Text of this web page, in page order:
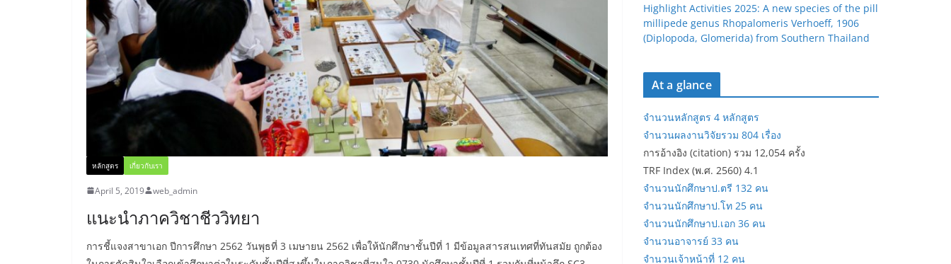
หลักสูตร เกี่ยวกับเรา
April 5, 2019 web_admin
แนะนำภาควิชาชีววิทยา
การชี้แจงสาขาเอก ปีการศึกษา 2562 วันพุธที่ 3 เมษายน 2562 เพื่อให้นักศึกษาชั้นปีที่ 1 มีข้อมูลสารสนเทศที่ทันสมัย ถูกต้อง
Highlight Activities 2025: A new species of the pill
millipede genus Rhopalomeris Verhoeff, 1906
(Diplopoda, Glomerida) from Southern Thailand
At a glance
จำนวนหลักสูตร 4 หลักสูตร
จำนวนผลงานวิจัยรวม 804 เรื่อง
การอ้างอิง (citation) รวม 12,054 ครั้ง
TRF Index (พ.ศ. 2560) 4.1
จำนวนนักศึกษาป.ตรี 132 คน
จำนวนนักศึกษาป.โท 25 คน
จำนวนนักศึกษาป.เอก 36 คน
จำนวนอาจารย์ 33 คน
จำนวนเจ้าหน้าที่ 12 คน